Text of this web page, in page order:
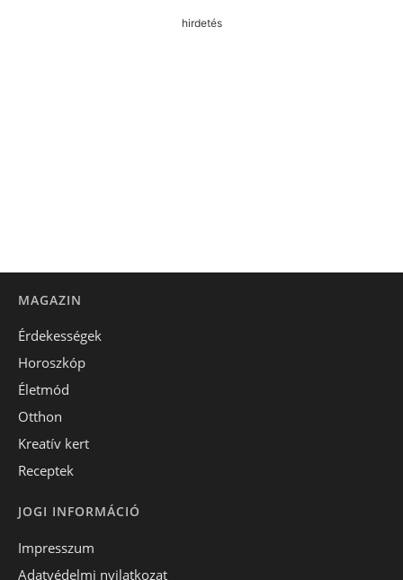
hirdetés
MAGAZIN
Érdekességek
Horoszkóp
Életmód
Otthon
Kreatív kert
Receptek
JOGI INFORMÁCIÓ
Impresszum
Adatvédelmi nyilatkozat